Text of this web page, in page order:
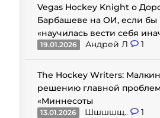
Vegas Hockey Knight о
Барбашеве на ОИ, если бы
«научилась вести себя
19.01.2026 Андрей Л 1
The Hockey Writers:
решению главной
«Миннесоты
13.01.2026 Шшшшщ.. 1